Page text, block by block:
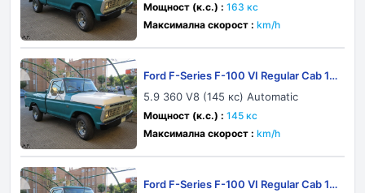
Мощност (к.с.) : 163 кс
Максимална скорост : km/h
Ford F-Series F-100 VI Regular Cab 19
73
5.9 360 V8 (145 кс) Automatic
Мощност (к.с.) : 145 кс
Максимална скорост : km/h
Ford F-Series F-100 VI Regular Cab 19